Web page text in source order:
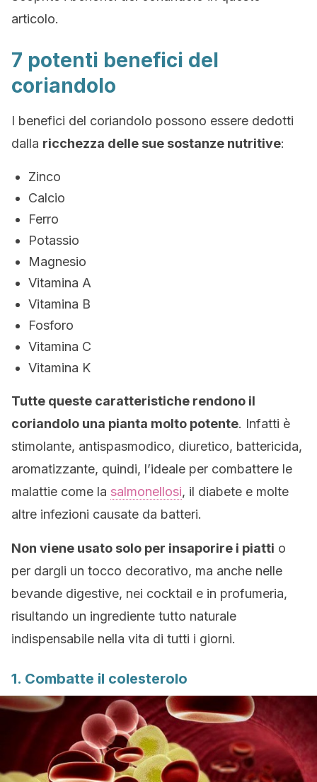
articolo.
7 potenti benefici del
coriandolo
I benefici del coriandolo possono essere dedotti
dalla ricchezza delle sue sostanze nutritive:
Zinco
Calcio
Ferro
Potassio
Magnesio
Vitamina A
Vitamina B
Fosforo
Vitamina C
Vitamina K
Tutte queste caratteristiche rendono il
coriandolo una pianta molto potente. Infatti è
stimolante, antispasmodico, diuretico, battericida,
aromatizzante, quindi, l’ideale per combattere le
malattie come la salmonellosi, il diabete e molte
altre infezioni causate da batteri.
Non viene usato solo per insaporire i piatti o
per dargli un tocco decorativo, ma anche nelle
bevande digestive, nei cocktail e in profumeria,
risultando un ingrediente tutto naturale
indispensabile nella vita di tutti i giorni.
1. Combatte il colesterolo